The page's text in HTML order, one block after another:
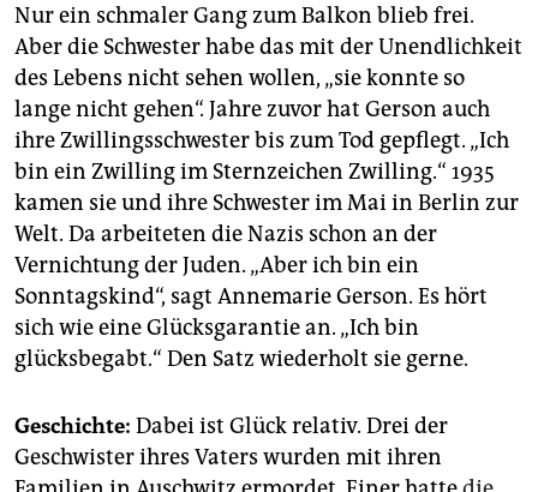
Nur ein schmaler Gang zum Balkon blieb frei.
Aber die Schwester habe das mit der Unendlichkeit
des Lebens nicht sehen wollen, „sie konnte so
lange nicht gehen“. Jahre zuvor hat Gerson auch
ihre Zwillingsschwester bis zum Tod gepflegt. „Ich
bin ein Zwilling im Sternzeichen Zwilling.“ 1935
kamen sie und ihre Schwester im Mai in Berlin zur
Welt. Da arbeiteten die Nazis schon an der
Vernichtung der Juden. „Aber ich bin ein
Sonntagskind“, sagt Annemarie Gerson. Es hört
sich wie eine Glücksgarantie an. „Ich bin
glücksbegabt.“ Den Satz wiederholt sie gerne.
Geschichte: Dabei ist Glück relativ. Drei der
Geschwister ihres Vaters wurden mit ihren